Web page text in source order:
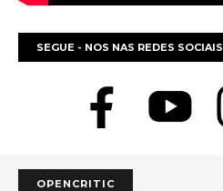
SEGUE - NOS NAS REDES SOCIAIS
OPENCRITIC